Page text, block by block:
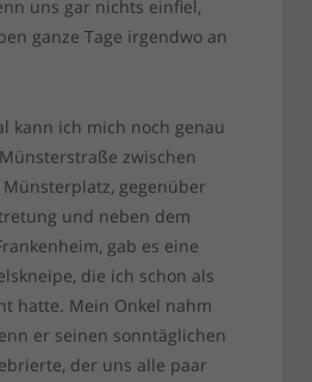
uns gar nichts einfiel,
ganze Tage irgendwo an
kann ich mich noch genau
zwischen
gegenüber
und neben dem
gab es eine
die ich schon als
hatte. Mein Onkel nahm
er seinen sonntäglichen
der uns alle paar